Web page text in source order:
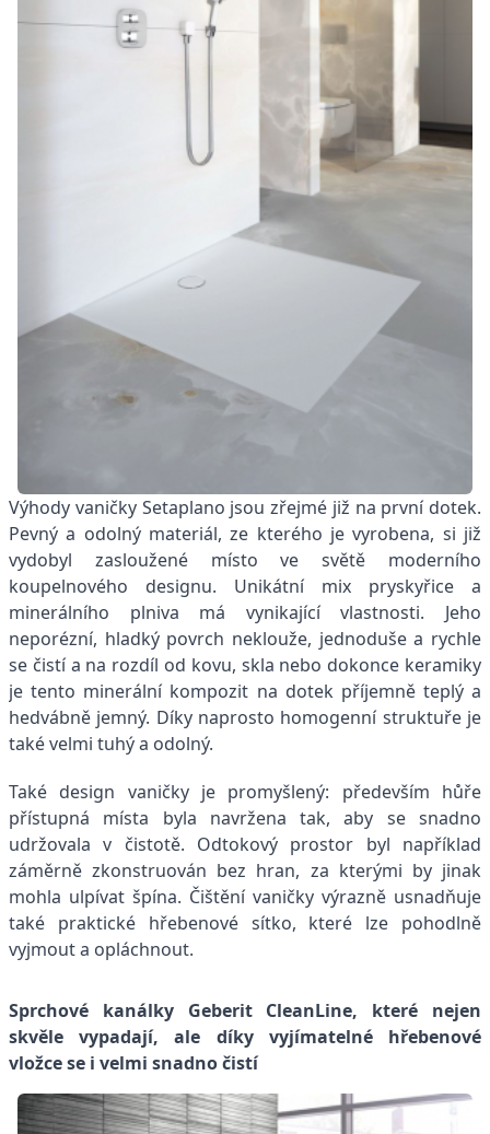
Výhody vaničky Setaplano jsou zřejmé již na první dotek.
Pevný a odolný materiál, ze kterého je vyrobena, si již
vydobyl zasloužené místo ve světě moderního
koupelnového designu. Unikátní mix pryskyřice a
minerálního plniva má vynikající vlastnosti. Jeho
neporézní, hladký povrch neklouže, jednoduše a rychle
se čistí a na rozdíl od kovu, skla nebo dokonce keramiky
je tento minerální kompozit na dotek příjemně teplý a
hedvábně jemný. Díky naprosto homogenní struktuře je
také velmi tuhý a odolný.
Také design vaničky je promyšlený: především hůře
přístupná místa byla navržena tak, aby se snadno
udržovala v čistotě. Odtokový prostor byl například
záměrně zkonstruován bez hran, za kterými by jinak
mohla ulpívat špína. Čištění vaničky výrazně usnadňuje
také praktické hřebenové sítko, které lze pohodlně
vyjmout a opláchnout.
Sprchové kanálky Geberit CleanLine, které nejen
skvěle vypadají, ale díky vyjímatelné hřebenové
vložce se i velmi snadno čistí